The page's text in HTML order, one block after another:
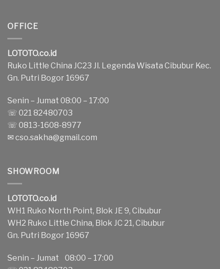
OFFICE
LOTOTO.co.id
Ruko Little China JC23 Jl. Legenda Wisata Cibubur Kec.
Gn. Putri Bogor 16967
Senin – Jumat 08:00 – 17:00
☏ 021 82480703
☏ 0813-1608-8977
✉cso.sakha@gmail.com
SHOWROOM
LOTOTO.co.id
WH1 Ruko North Point, Blok JE 9, Cibubur
WH2 Ruko Little China, Blok JC 21, Cibubur
Gn. Putri Bogor 16967
Senin – Jumat 08:00 – 17:00